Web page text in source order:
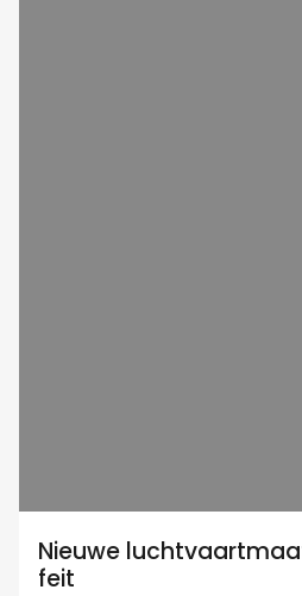
Nieuwe
feit